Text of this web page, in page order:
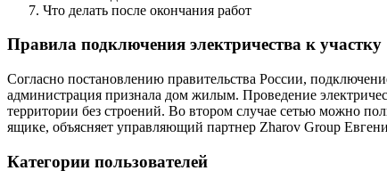
Что делать после окончания работ
Правила подключения электричества к участку
Согласно постановлению правительства России,
администрация признала дом жилым. Проведение
территории без строений. Во втором случае сетью можно
ящике, объясняет управляющий партнер Zharov Group
Категории пользователей